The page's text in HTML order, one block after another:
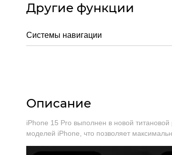
Другие функции
Системы навигации
Описание
iPhone 15 Pro выполнен в новой
моделей iPhone, что позволяет